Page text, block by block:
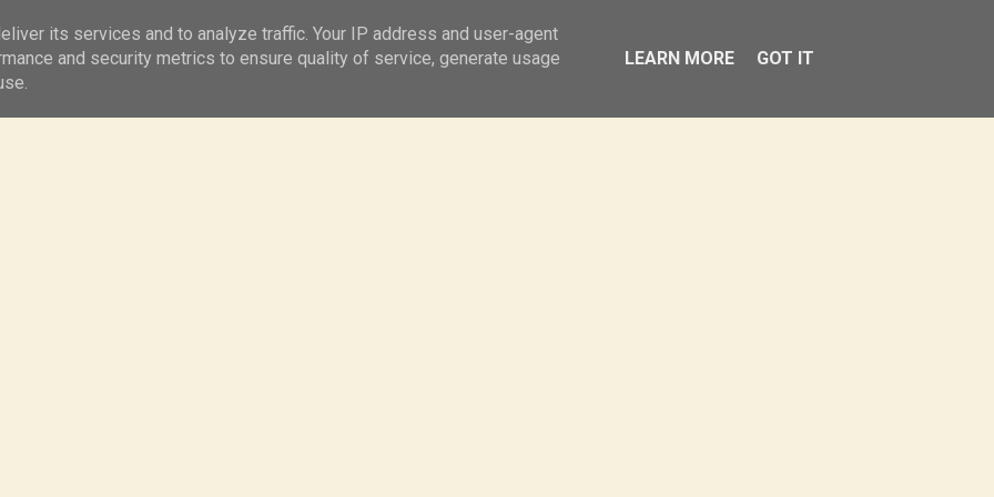
Kontakt Ciasta Obiady
its services and to analyze traffic. Your IP address and user-agent
and security metrics to ensure quality of service, generate usage
LEARN MORE GOT IT